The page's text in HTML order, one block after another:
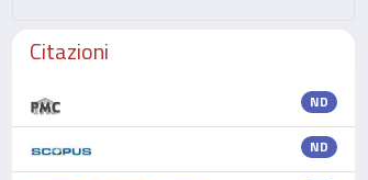
Citazioni
ND
ND